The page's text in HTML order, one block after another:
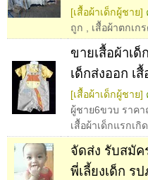
[เสื้อผ้าเด็กผู้ชาย]
ถูก
เสื้อผ้าตกเก
ขายเสื้อผ้าเด็
เด็กส่งออก เ
[เสื้อผ้าเด็กผู้ชาย]
ผู้ชาย6ขวบ ราคา
เสื้อผ้าเด็กแรกเกิด
จัดส่ง รับสมั
พี่เลี้ยงเด็ก ร